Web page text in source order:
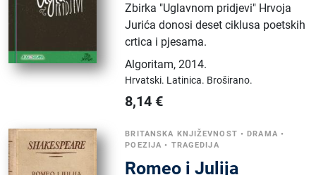
Zbirka "Uglavnom pridjevi" Hrvoja
Jurića donosi deset ciklusa poetskih
crtica i pjesama.
Algoritam,2014.
Hrvatski. Latinica. Broširano.
8,14 €
BRITANSKA KNJIŽEVNOST •DRAMA •
POEZIJA • TRAGEDIJA
Romeo i Julija